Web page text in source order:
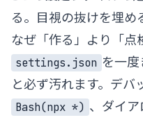
る。目視の抜けを埋め
なぜ「作る」より「点
settings.json を一度
と必ず汚れます。デバ
Bash(npx *) 、ダイ